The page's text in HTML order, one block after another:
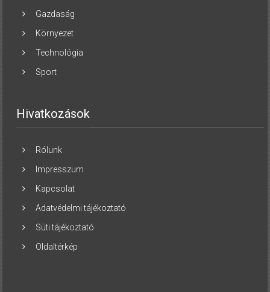
Gazdaság
Környezet
Technológia
Sport
Hivatkozások
Rólunk
Impresszum
Kapcsolat
Adatvédelmi tájékoztató
Süti tájékoztató
Oldaltérkép